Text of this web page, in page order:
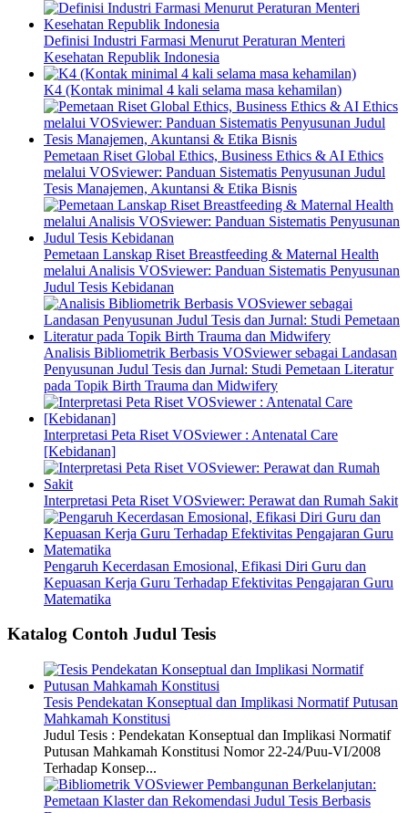
Definisi Industri Farmasi Menurut Peraturan Menteri
Kesehatan Republik Indonesia
K4 (Kontak minimal 4 kali selama masa kehamilan)
Pemetaan Riset Global Ethics, Business Ethics & AI Ethics
melalui VOSviewer: Panduan Sistematis Penyusunan Judul
Tesis Manajemen, Akuntansi & Etika Bisnis
Pemetaan Lanskap Riset Breastfeeding & Maternal Health
melalui Analisis VOSviewer: Panduan Sistematis Penyusunan
Judul Tesis Kebidanan
Analisis Bibliometrik Berbasis VOSviewer sebagai Landasan
Penyusunan Judul Tesis dan Jurnal: Studi Pemetaan Literatur
pada Topik Birth Trauma dan Midwifery
Interpretasi Peta Riset VOSviewer : Antenatal Care
[Kebidanan]
Interpretasi Peta Riset VOSviewer: Perawat dan Rumah Sakit
Pengaruh Kecerdasan Emosional, Efikasi Diri Guru dan
Kepuasan Kerja Guru Terhadap Efektivitas Pengajaran Guru
Matematika
Katalog Contoh Judul Tesis
Tesis Pendekatan Konseptual dan Implikasi Normatif Putusan
Mahkamah Konstitusi
Judul Tesis : Pendekatan Konseptual dan Implikasi Normatif
Putusan Mahkamah Konstitusi Nomor 22-24/Puu-VI/2008
Terhadap Konsep...